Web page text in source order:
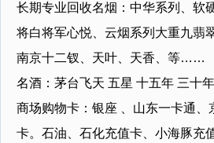
长期专业回收名烟：中华系列、软
将白将军心悦、云烟系列大重九翡
南京十二钗、天叶、天香、等……
名酒：茅台飞天 五星 十五年 三
商场购物卡：银座 、山东一卡通
卡。石油、石化充值卡、小海豚充